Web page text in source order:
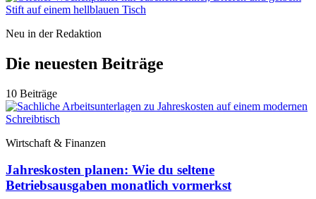
Neu in der Redaktion
Die neuesten Beiträge
10 Beiträge
Wirtschaft & Finanzen
Jahreskosten planen: Wie du seltene
Betriebsausgaben monatlich vormerkst